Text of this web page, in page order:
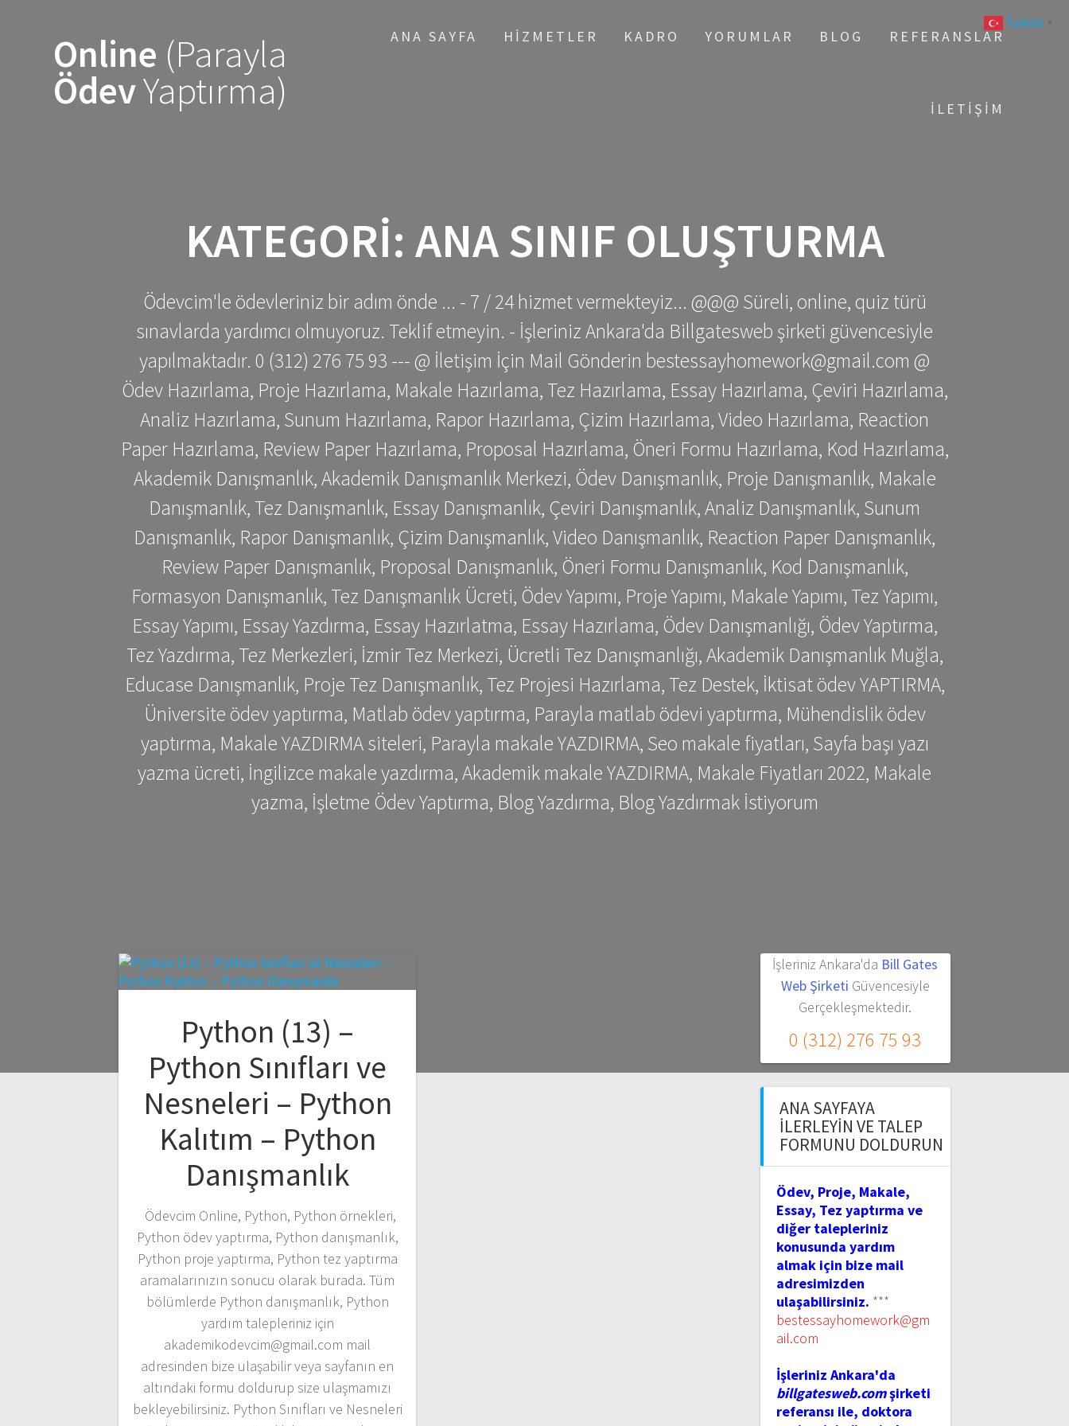
Online (Parayla
ÖdevYaptırma)
ANA SAYFA HIZMETLER KADRO YORUMLAR BLOG REFERANSLAR
İLETIŞIM
KATEGORI: ANA SINIF OLUŞTURMA
Ödevcim'le ödevleriniz bir adım önde ... - 7 / 24 hizmet vermekteyiz... @@@ Süreli, online, quiz türü
sınavlarda yardımcı olmuyoruz. Teklif etmeyin. - İşleriniz Ankara'da Billgatesweb şirketi güvencesiyle
yapılmaktadır. 0 (312) 276 75 93 --- @ İletişim İçin Mail Gönderin bestessayhomework@gmail.com @
Ödev Hazırlama, Proje Hazırlama, Makale Hazırlama, Tez Hazırlama, Essay Hazırlama, Çeviri Hazırlama,
Analiz Hazırlama, Sunum Hazırlama, Rapor Hazırlama, Çizim Hazırlama, Video Hazırlama, Reaction
Paper Hazırlama, Review Paper Hazırlama, Proposal Hazırlama, Öneri Formu Hazırlama, Kod Hazırlama,
Akademik Danışmanlık, Akademik Danışmanlık Merkezi, Ödev Danışmanlık, Proje Danışmanlık, Makale
Danışmanlık, Tez Danışmanlık, Essay Danışmanlık, Çeviri Danışmanlık, Analiz Danışmanlık, Sunum
Danışmanlık, Rapor Danışmanlık, Çizim Danışmanlık, Video Danışmanlık, Reaction Paper Danışmanlık,
Review Paper Danışmanlık, Proposal Danışmanlık, Öneri Formu Danışmanlık, Kod Danışmanlık,
Formasyon Danışmanlık, Tez Danışmanlık Ücreti, Ödev Yapımı, Proje Yapımı, Makale Yapımı, Tez Yapımı,
Essay Yapımı, Essay Yazdırma, Essay Hazırlatma, Essay Hazırlama, Ödev Danışmanlığı, Ödev Yaptırma,
Tez Yazdırma, Tez Merkezleri, İzmir Tez Merkezi, Ücretli Tez Danışmanlığı, Akademik Danışmanlık Muğla,
Educase Danışmanlık, Proje Tez Danışmanlık, Tez Projesi Hazırlama, Tez Destek, İktisat ödev YAPTIRMA,
Üniversite ödev yaptırma, Matlab ödev yaptırma, Parayla matlab ödevi yaptırma, Mühendislik ödev
yaptırma, Makale YAZDIRMA siteleri, Parayla makale YAZDIRMA, Seo makale fiyatları, Sayfa başı yazı
yazma ücreti, İngilizce makale yazdırma, Akademik makale YAZDIRMA, Makale Fiyatları 2022, Makale
yazma, İşletme Ödev Yaptırma, Blog Yazdırma, Blog Yazdırmak İstiyorum
Python (13) –
Python Sınıfları ve
Nesneleri – Python
Kalıtım – Python
Danışmanlık
Ödevcim Online, Python, Python örnekleri,
Python ödev yaptırma, Python danışmanlık,
Python proje yaptırma, Python tez yaptırma
aramalarınızın sonucu olarak burada. Tüm
bölümlerde Python danışmanlık, Python
yardım talepleriniz için
akademikodevcim@gmail.com mail
adresinden bize ulaşabilir veya sayfanın en
altındaki formu doldurup size ulaşmamızı
bekleyebilirsiniz. Python Sınıfları ve Nesneleri
İşleriniz Ankara'da Bill Gates
Web Şirketi Güvencesiyle
Gerçekleşmektedir.
0 (312) 276 75 93
ANA SAYFAYA
İLERLEYIN VE TALEP
FORMUNU DOLDURUN
Ödev, Proje, Makale,
Essay, Tez yaptırma ve
diğer talepleriniz
konusunda yardım
almak için bize mail
adresimizden
ulaşabilirsiniz. ***
bestessayhomework@gm
ail.com
İşleriniz Ankara'da
billgatesweb.comşirketi
referansı ile, doktora
Turkish ▼